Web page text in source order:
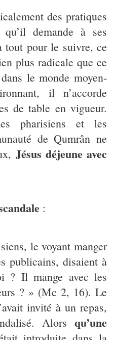
des pratiques
demande à ses
tout pour le suivre, ce
plus radicale que ce
le monde moyen-
il n’accorde
de table en vigueur.
pharisiens et les
de Qumrân ne
Jésus déjeune avec
:
le voyant manger
publicains, disaient à
? Il mange avec les
? » (Mc 2, 16). Le
invité à un repas,
Alors qu’une